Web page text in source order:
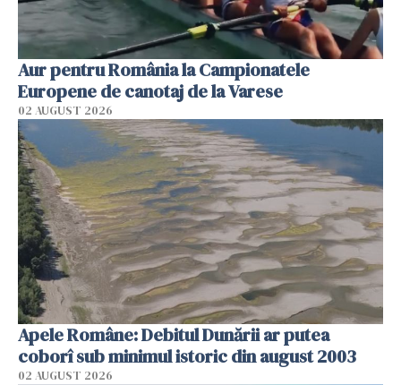
Aur pentru România la Campionatele
Europene de canotaj de la Varese
02 AUGUST 2026
Apele Române: Debitul Dunării ar putea
coborî sub minimul istoric din august 2003
02 AUGUST 2026